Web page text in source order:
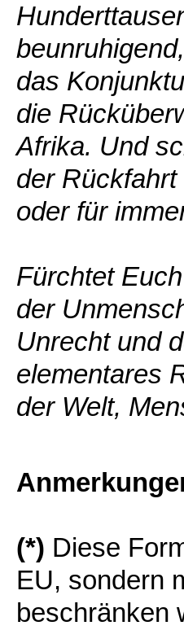
das
die
Afrika. Und
der
oder für
Fürchtet
der
Unrecht und
elementares
der Welt,
(*) Diese
EU, sondern
beschränken